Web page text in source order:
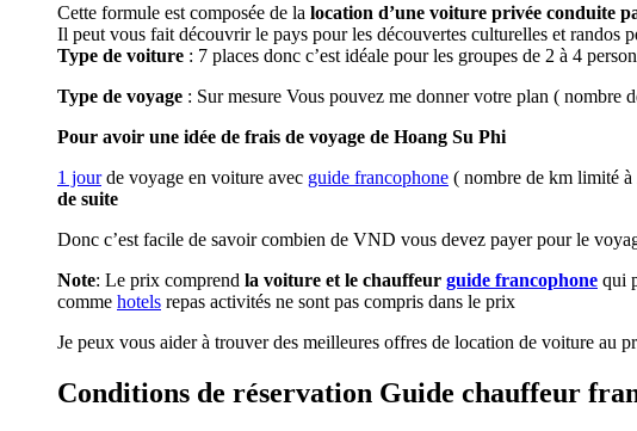
Cette formule est composée de la location d’une voiture privée conduite
Il peut vous fait découvrir le pays pour les découvertes culturelles et randos
Type de voiture : 7 places donc c’est idéale pour les groupes de 2 à 4
Type de voyage : Sur mesure Vous pouvez me donner votre plan ( nombre
Pour avoir une idée de frais de voyage de Hoang Su Phi
1 jourde voyage en voiture avec guide francophone ( nombre de km limité
de suite
Donc c’est facile de savoir combien de VND vous devez payer pour le
Note: Le prix comprend la voiture et le chauffeur guide francophone qui
comme hotels repas activités ne sont pas compris dans le prix
Je peux vous aider à trouver des meilleures offres de location de voiture au
Conditions de réservation Guide chauffeur